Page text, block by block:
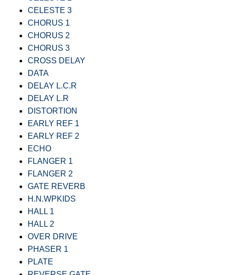
CELESTE 3
CHORUS 1
CHORUS 2
CHORUS 3
CROSS DELAY
DATA
DELAY L.C.R
DELAY L.R
DISTORTION
EARLY REF 1
EARLY REF 2
ECHO
FLANGER 1
FLANGER 2
GATE REVERB
H.N.WPKIDS
HALL 1
HALL 2
OVER DRIVE
PHASER 1
PLATE